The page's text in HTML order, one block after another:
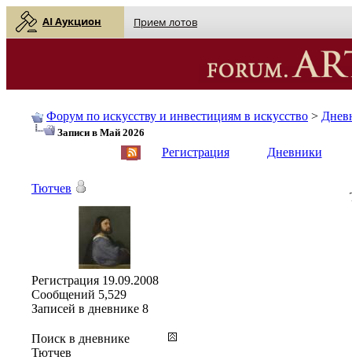
AI Аукцион Прием лотов
Форум по искусству и инвестициям в искусство >
Записи в Май 2026
Регистрация Дневники
Тютчев
Регистрация 19.09.2008
Сообщений 5,529
Записей в дневнике 8
Поиск в дневнике
Тютчев